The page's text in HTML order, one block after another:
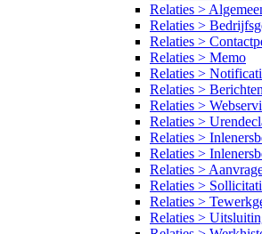
Relaties >
Relaties >
Relaties >
Relaties > Memo
Relaties >
Relaties >
Relaties >
Relaties >
Relaties >
Relaties >
Relaties >
Relaties >
Relaties >
Relaties >